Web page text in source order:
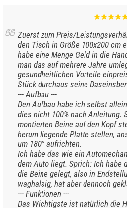
Zuerst zum Preis/
den Tisch in Größe 100x200 cm
habe eine Menge Geld in die
man das auf mehrere Jahre
gesundheitlichen Vorteile
Stück durchaus seine
--- Aufbau ---
Den Aufbau habe ich selbst
dies nicht 100% nach Anleitung.
montierten Beine auf den Kopf
herum liegende Platte stellen,
um 180° aufrichten.
Ich habe das wie ein
dem Auto liegt. Sprich: Ich habe
die Beine gelegt, also in
waghalsig, hat aber dennoch
--- Funktionen ---
Das Wichtigste ist natürlich die